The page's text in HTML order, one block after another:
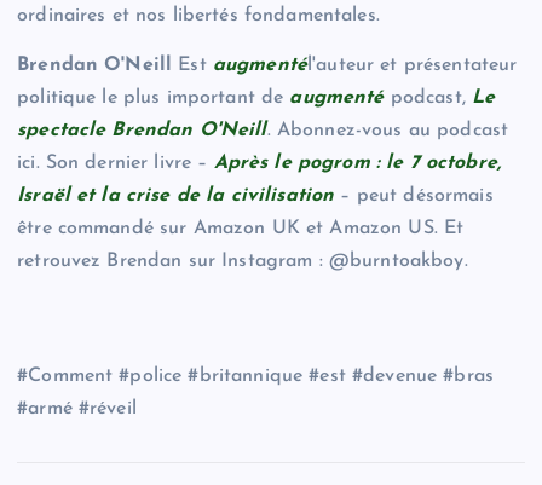
ordinaires et nos libertés fondamentales.
Brendan O'Neill Est augmentél'auteur et présentateur
politique le plus important de augmentépodcast, Le
spectacle Brendan O'Neill. Abonnez-vous au podcast
ici. Son dernier livre – Après le pogrom : le 7 octobre,
Israël et la crise de la civilisation – peut désormais
être commandé sur Amazon UK et Amazon US. Et
retrouvez Brendan sur Instagram : @burntoakboy.
#Comment #police #britannique #est #devenue #bras
#armé #réveil